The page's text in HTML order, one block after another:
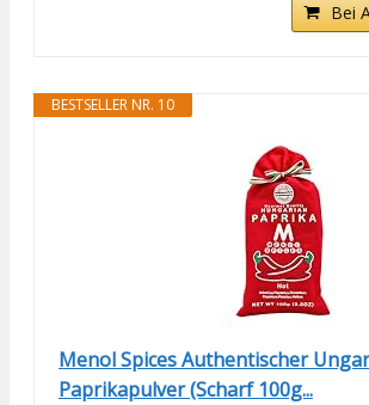
Bei
BESTSELLER NR. 10
Menol Spices Authentischer
Paprikapulver (Scharf 100g...